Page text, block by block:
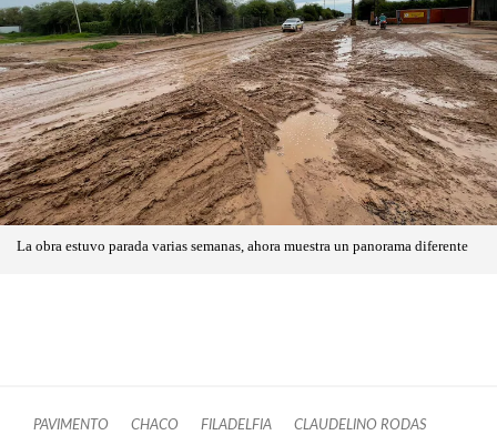
La obra estuvo parada varias semanas, ahora muestra un panorama diferente
PAVIMENTO CHACO FILADELFIA CLAUDELINO RODAS